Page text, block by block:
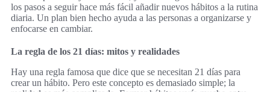
los pasos a seguir hace más fácil añadir nuevos hábitos a la rutina
diaria. Un plan bien hecho ayuda a las personas a organizarse y
enfocarse en cambiar.
La regla de los 21 días: mitos y realidades
Hay una regla famosa que dice que se necesitan 21 días para
crear un hábito. Pero este concepto es demasiado simple; la